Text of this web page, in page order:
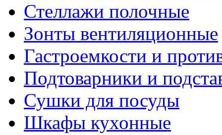
Стеллажи полочные
Зонты вентиляционные
Гастроемкости и
Подтоварники и
Сушки для посуды
Шкафы кухонные